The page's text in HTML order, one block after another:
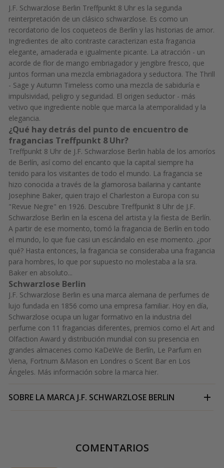
J.F. Schwarzlose Berlin Treffpunkt 8 Uhr es la segunda
reinterpretación de un clásico schwarzlose. Es como un
recordatorio de los coqueteos de Berlín y las historias de amor.
Ingredientes de alto contraste caracterizan esta fragancia
elegante, amaderada e igualmente picante. La atracción - un
acorde de flor de mango embriagador y jengibre fresco, que
juntos forman una mezcla embriagadora y seductora. The Thrill
- Sage y Autumn Timeless como una mezcla de sabiduría e
impulsividad, peligro y seguridad. El origen seductor - más
vetivo que ingrediente noble que marca la atemporalidad y la
elegancia.
¿Qué hay detrás del punto de encuentro de
fragancias Treffpunkt 8 Uhr?
Treffpunkt 8 Uhr de J.F. Schwarzlose Berlin habla de los amoríos
de Berlín, así como del encanto que la capital siempre ha
tenido para los visitantes de todo el mundo. La fragancia se
hizo conocida a través de la glamorosa bailarina y cantante
Josephine Baker, quien trajo el Charleston a Europa con su
"Revue Negre" en 1926. Descubre Treffpunkt 8 Uhr de J.F.
Schwarzlose Berlin en la escena del artista y la fiesta de Berlín.
A partir de ese momento, tomó la fragancia de Berlín en todo
el mundo, lo que fue casi un escándalo en ese momento. ¿por
qué? Hasta entonces, la fragancia se consideraba una fragancia
para hombres, lo que por supuesto no molestaba a la sra.
Baker en absoluto...
Schwarzlose Berlin
J.F. Schwarzlose Berlin es una marca alemana de perfumes de
lujo fundada en 1856 como una empresa familiar. Hoy en día,
Schwarzlose ocupa un lugar formativo en la industria del
perfume con 11 fragancias diferentes, premios como el Art and
Olfaction Award y distribución mundial con su presencia en
grandes almacenes como KaDeWe de Berlín, Le Parfum en
Viena, Fortnum &Mason en Londres o Scent Bar en Los
Ángeles. Más información sobre la marca hier.
SOBRE LA MARCA J.F. SCHWARZLOSE BERLIN
COMENTARIOS